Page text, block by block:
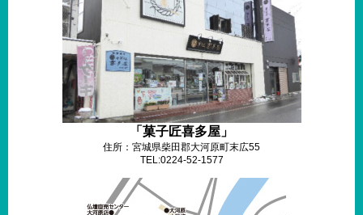
「菓子匠喜多屋」
住所：宮城県柴田郡大河原町末広55
TEL:0224-52-1577